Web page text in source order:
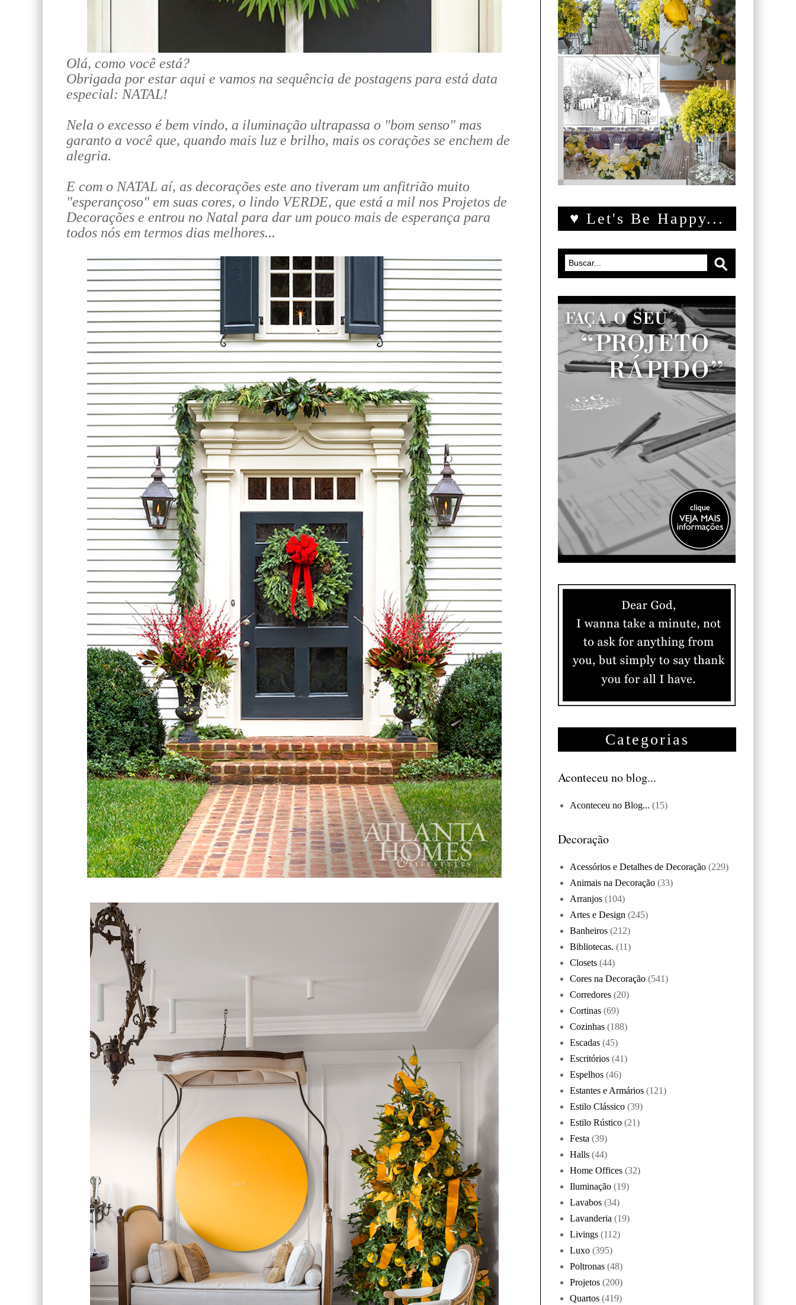
Olá, como você está?
Obrigada por estar aqui e vamos na sequência de postagens para está data
especial: NATAL!
Nela o excesso é bem vindo, a iluminação ultrapassa o "bom senso" mas
garanto a você que, quando mais luz e brilho, mais os corações se enchem de
alegria.
E com o NATAL aí, as decorações este ano tiveram um anfitrião muito
"esperançoso" em suas cores, o lindo VERDE, que está a mil nos Projetos de
Decorações e entrou no Natal para dar um pouco mais de esperança para
todos nós em termos dias melhores...
♥ Let's Be Happy...
Categorias
Aconteceu no blog...
Aconteceu no Blog... (15)
Decoração
Acessórios e Detalhes de Decoração (229)
Animais na Decoração (33)
Arranjos (104)
Artes e Design (245)
Banheiros (212)
Bibliotecas. (11)
Closets (44)
Cores na Decoração (541)
Corredores (20)
Cortinas (69)
Cozinhas (188)
Escadas (45)
Escritórios (41)
Espelhos (46)
Estantes e Armários (121)
Estilo Clássico (39)
Estilo Rústico (21)
Festa (39)
Halls (44)
Home Offices (32)
Iluminação (19)
Lavabos (34)
Lavanderia (19)
Livings (112)
Luxo (395)
Poltronas (48)
Projetos (200)
Quartos (419)